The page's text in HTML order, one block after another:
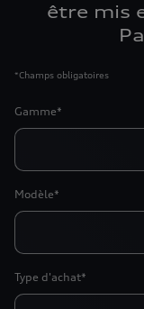
être mis
*Champs obligatoires
Gamme*
Modèle*
Type d'achat*